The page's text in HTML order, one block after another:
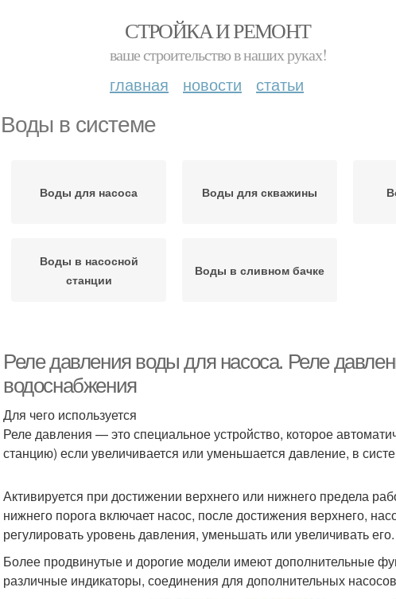
СТРОЙКА И РЕМОНТ
ваше строительство в наших руках!
главная новости статьи
Воды в системе
Воды для насоса Воды для скважины
Воды в насосной
станции
Воды в сливном бачке
Реле давления воды для насоса. Реле
водоснабжения
Для чего используется
Реле давления — это специальное устройство, которое
станцию) если увеличивается или уменьшается давление, в
Активируется при достижении верхнего или нижнего предела
нижнего порога включает насос, после достижения верхнего,
регулировать уровень давления, уменьшать или увеличивать его.
Более продвинутые и дорогие модели имеют дополнительные
различные индикаторы, соединения для дополнительных